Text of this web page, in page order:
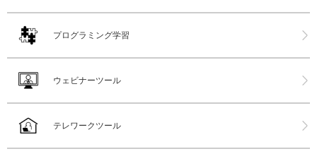
プログラミング学習
ウェビナーツール
テレワークツール